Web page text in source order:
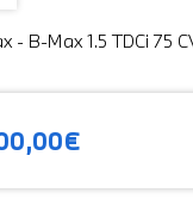
- B-Max 1.5 TDCi 75